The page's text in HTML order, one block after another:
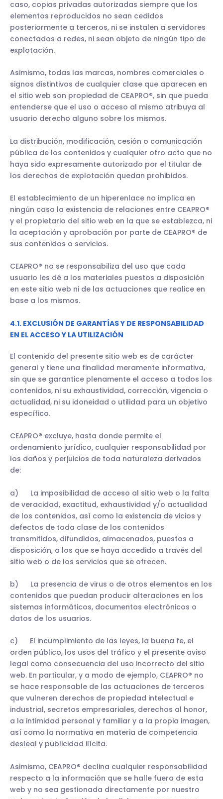
caso, copias privadas autorizadas siempre que los
elementos reproducidos no sean cedidos
posteriormente a terceros, ni se instalen a servidores
conectados a redes, ni sean objeto de ningún tipo de
explotación.
Asimismo, todas las marcas, nombres comerciales o
signos distintivos de cualquier clase que aparecen en
el sitio web son propiedad de CEAPRO®, sin que pueda
entenderse que el uso o acceso al mismo atribuya al
usuario derecho alguno sobre los mismos.
La distribución, modificación, cesión o comunicación
pública de los contenidos y cualquier otro acto que no
haya sido expresamente autorizado por el titular de
los derechos de explotación quedan prohibidos.
El establecimiento de un hiperenlace no implica en
ningún caso la existencia de relaciones entre CEAPRO®
y el propietario del sitio web en la que se establezca, ni
la aceptación y aprobación por parte de CEAPRO® de
sus contenidos o servicios.
CEAPRO® no se responsabiliza del uso que cada
usuario les dé a los materiales puestos a disposición
en este sitio web ni de las actuaciones que realice en
base a los mismos.
4.1. EXCLUSIÓN DE GARANTÍAS Y DE RESPONSABILIDAD
EN EL ACCESO Y LA UTILIZACIÓN
El contenido del presente sitio web es de carácter
general y tiene una finalidad meramente informativa,
sin que se garantice plenamente el acceso a todos los
contenidos, ni su exhaustividad, corrección, vigencia o
actualidad, ni su idoneidad o utilidad para un objetivo
específico.
CEAPRO® excluye, hasta donde permite el
ordenamiento jurídico, cualquier responsabilidad por
los daños y perjuicios de toda naturaleza derivados
de:
a) La imposibilidad de acceso al sitio web o la falta
de veracidad, exactitud, exhaustividad y/o actualidad
de los contenidos, así como la existencia de vicios y
defectos de toda clase de los contenidos
transmitidos, difundidos, almacenados, puestos a
disposición, a los que se haya accedido a través del
sitio web o de los servicios que se ofrecen.
b) La presencia de virus o de otros elementos en los
contenidos que puedan producir alteraciones en los
sistemas informáticos, documentos electrónicos o
datos de los usuarios.
c) El incumplimiento de las leyes, la buena fe, el
orden público, los usos del tráfico y el presente aviso
legal como consecuencia del uso incorrecto del sitio
web. En particular, y a modo de ejemplo, CEAPRO® no
se hace responsable de las actuaciones de terceros
que vulneren derechos de propiedad intelectual e
industrial, secretos empresariales, derechos al honor,
a la intimidad personal y familiar y a la propia imagen,
así como la normativa en materia de competencia
desleal y publicidad ilícita.
Asimismo, CEAPRO® declina cualquier responsabilidad
respecto a la información que se halle fuera de esta
web y no sea gestionada directamente por nuestro